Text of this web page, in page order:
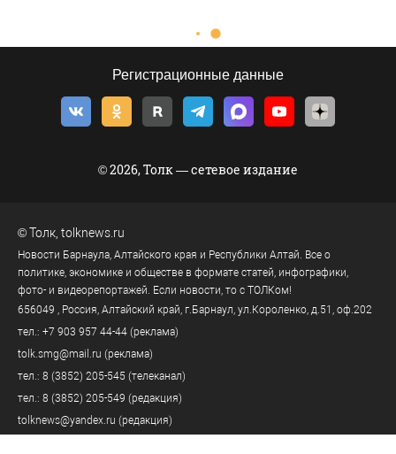
Регистрационные данные
© 2026, Толк — сетевое издание
©Толк tolknews.ru
Новости Барнаула, Алтайского края и Республики Алтай. Все о
политике, экономике и обществе в формате статей, инфографики,
фото- и видеорепортажей. Если новости, то с ТОЛКом!
656049
, Россия, Алтайский край, г. Барнаул ул.Короленко, д.51, оф.202
тел.: +7 903 957 44-44 (реклама)
tolk.smg@mail.ru (реклама)
тел.: 8 (3852) 205-545 (телеканал)
тел.: 8 (3852) 205-549 (редакция)
tolknews@yandex.ru (редакция)